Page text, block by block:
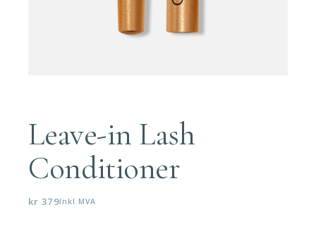
Leave-in Lash
Conditioner
kr 379Inkl.MVA